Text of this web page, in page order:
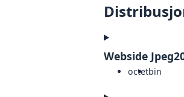
Webside
octetbin